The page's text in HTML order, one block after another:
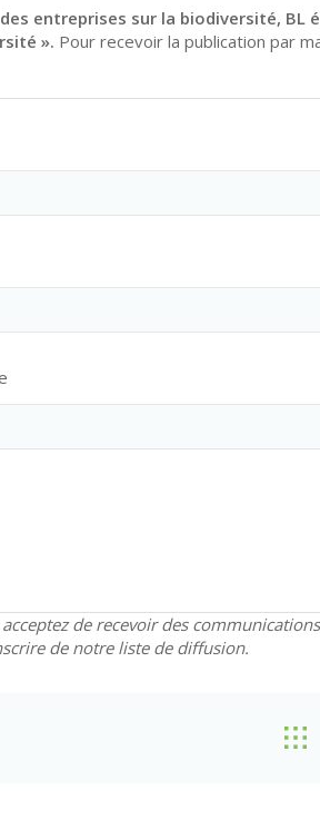
entreprises sur la biodiversité,
». Pour recevoir la publication par
de recevoir des
de notre liste de diffusion.